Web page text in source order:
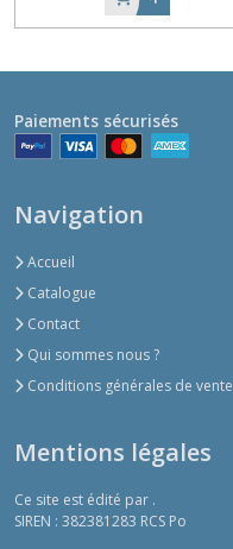
Paiements sécurisés
Navigation
Accueil
Catalogue
Contact
Qui sommes nous ?
Conditions générales de vente
Mentions légales
Ce site est édité par .
SIREN : 382381283 RCS Po